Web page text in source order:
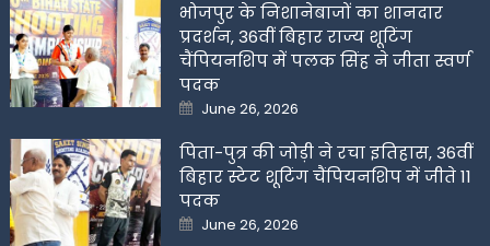
भोजपुर के निशानेबाजों का शानदार
प्रदर्शन, 36वीं बिहार राज्य शूटिंग
चैंपियनशिप में पलक सिंह ने जीता स्वर्ण
पदक
Posted
on
June 26, 2026
पिता-पुत्र की जोड़ी ने रचा इतिहास, 36वीं
बिहार स्टेट शूटिंग चैंपियनशिप में जीते 11
पदक
Posted
on
June 26, 2026